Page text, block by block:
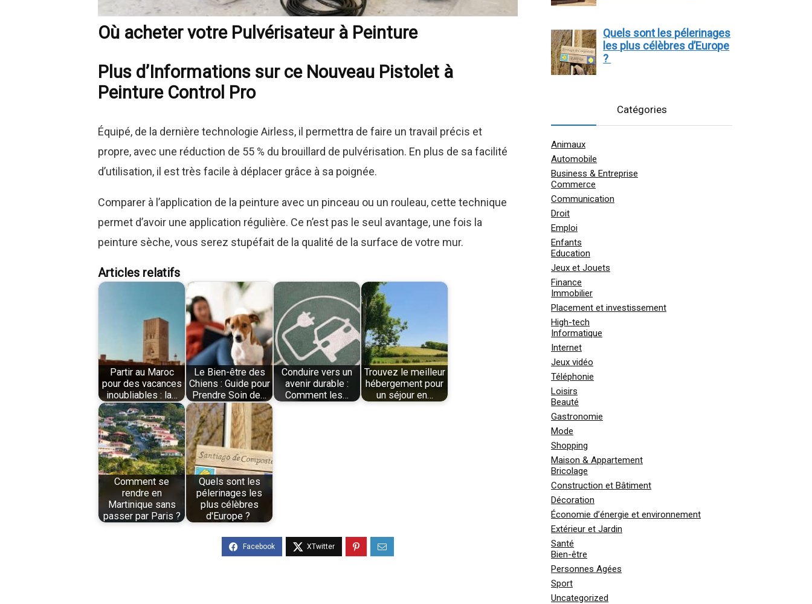
Où acheter votre Pulvérisateur à Peinture
Plus d’Informations sur ce Nouveau Pistolet à
Peinture Control Pro
Équipé, de la dernière technologie Airless, il permettra de faire un travail précis et
propre, avec une réduction de 55 % du brouillard de pulvérisation. En plus de sa facilité
d’utilisation, il est très facile à déplacer grâce à sa poignée.
Comparer à l’application de la peinture avec un pinceau ou un rouleau, cette technique
permet d’avoir une application régulière. Ce n’est pas le seul avantage, une fois la
peinture sèche, vous serez stupéfait de la qualité de la surface de votre mur.
Articles relatifs
Partir au Maroc
pour des vacances
inoubliables : la…
Le Bien-être des
Chiens : Guide pour
Prendre Soin de…
Conduire vers un
avenir durable :
Comment les…
Trouvez le meilleur
hébergement pour
un séjour en…
Comment se
rendre en
Martinique sans
passer par Paris ?
Quels sont les
pélerinages les
plus célèbres
d'Europe ?
Quels sont les pélerinages
les plus célèbres d’Europe
?
Catégories
Animaux
Automobile
Business & Entreprise
Commerce
Communication
Droit
Emploi
Enfants
Education
Jeux et Jouets
Finance
Immobilier
Placement et investissement
High-tech
Informatique
Internet
Jeux vidéo
Téléphonie
Loisirs
Beauté
Gastronomie
Mode
Shopping
Maison & Appartement
Bricolage
Construction et Bâtiment
Décoration
Économie d’énergie et environnement
Extérieur et Jardin
Santé
Bien-être
Personnes Agées
Sport
Uncategorized